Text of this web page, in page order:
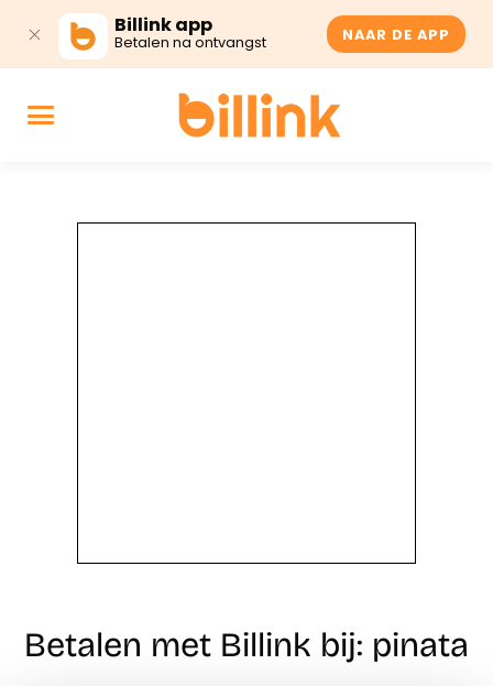
Billink app
Betalen na ontvangst NAAR DE APP
Betalen met Billink bij: pinata